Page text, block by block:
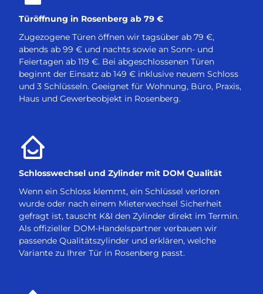
Türöffnung in Rosenberg ab 79 €
Zugezogene Türen öffnen wir tagsüber ab 79 €,
abends ab 99 € und nachts sowie an Sonn- und
Feiertagen ab 119 €. Bei abgeschlossenen Türen
beginnt der Einsatz ab 149 € inklusive neuem Schloss
und 3 Schlüsseln. Geeignet für Wohnung, Büro, Praxis,
Haus und Gewerbeobjekt in Rosenberg.
Schlosswechsel und Zylinder mit DOM Qualität
Wenn ein Schloss klemmt, ein Schlüssel verloren
wurde oder nach einem Mieterwechsel Sicherheit
gefragt ist, tauscht K&I den Zylinder direkt im Termin.
Als offizieller DOM-Handelspartner verbauen wir
passende Qualitätszylinder und erklären, welche
Variante zu Ihrer Tür in Rosenberg passt.